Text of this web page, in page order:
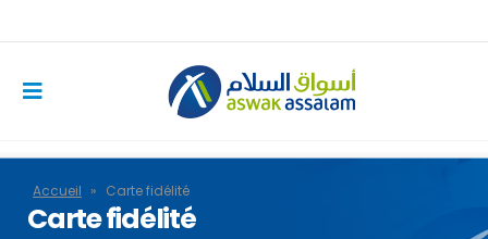
Accueil » Carte fidélité
Carte fidélité